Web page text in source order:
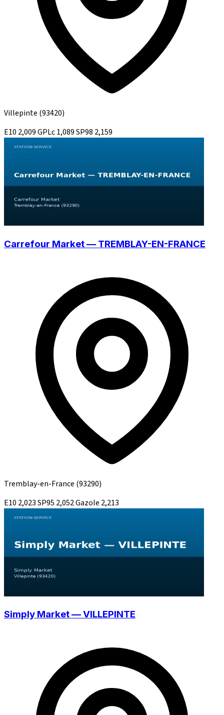
Villepinte (93420)
E10 2,009GPLc1,089SP98 2,159
Carrefour Market — TREMBLAY-EN-FRANCE
Tremblay-en-France (93290)
E10 2,023SP95 2,052Gazole 2,213
Simply Market — VILLEPINTE